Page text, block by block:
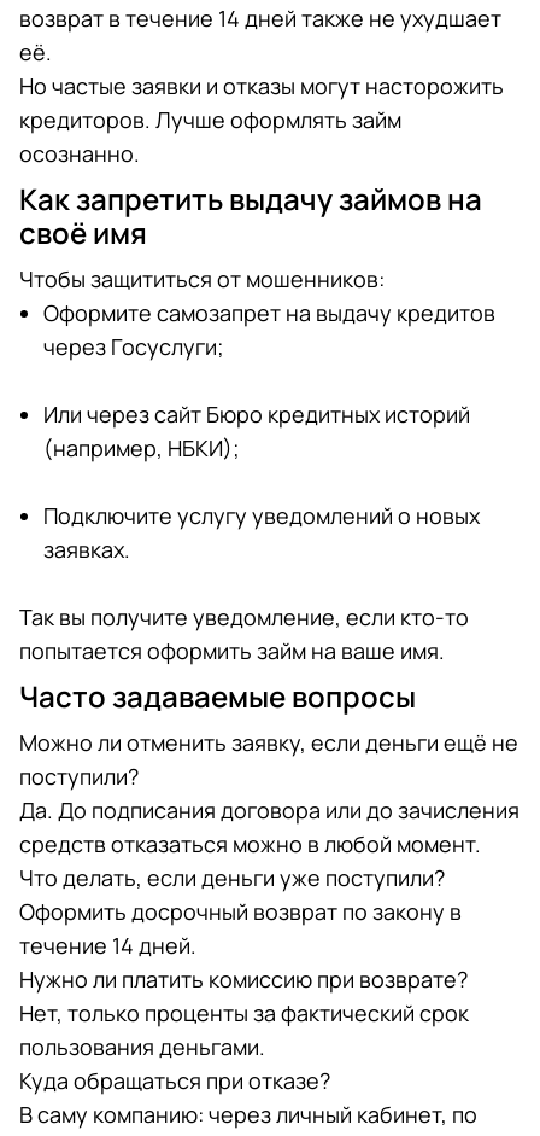
возврат в течение 14 дней также не ухудшает
её.
Но частые заявки и отказы могут насторожить
кредиторов. Лучше оформлять займ
осознанно.
Как запретить выдачу займов на
своё имя
Чтобы защититься от мошенников:
Оформите самозапрет на выдачу кредитов
через Госуслуги;
Или через сайт Бюро кредитных историй
(например, НБКИ);
Подключите услугу уведомлений о новых
заявках.
Так вы получите уведомление, если кто-то
попытается оформить займ на ваше имя.
Часто задаваемые вопросы
Можно ли отменить заявку, если деньги ещё не
поступили?
Да. До подписания договора или до зачисления
средств отказаться можно в любой момент.
Что делать, если деньги уже поступили?
Оформить досрочный возврат по закону в
течение 14 дней.
Нужно ли платить комиссию при возврате?
Нет, только проценты за фактический срок
пользования деньгами.
Куда обращаться при отказе?
В саму компанию: через личный кабинет, по